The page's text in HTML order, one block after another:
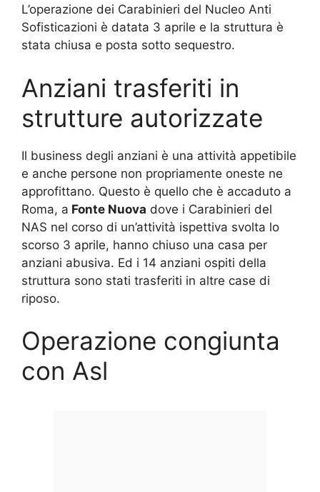
L’operazione dei Carabinieri del Nucleo Anti
Sofisticazioni è datata 3 aprile e la struttura è
stata chiusa e posta sotto sequestro.
Anziani trasferiti in
strutture autorizzate
Il business degli anziani è una attività appetibile
e anche persone non propriamente oneste ne
approfittano. Questo è quello che è accaduto a
Roma, a Fonte Nuova dove i Carabinieri del
NAS nel corso di un’attività ispettiva svolta lo
scorso 3 aprile, hanno chiuso una casa per
anziani abusiva. Ed i 14 anziani ospiti della
struttura sono stati trasferiti in altre case di
riposo.
Operazione congiunta
con Asl